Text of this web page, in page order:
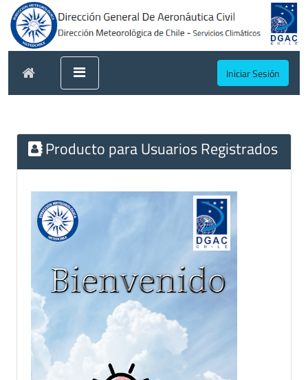
Iniciar Sesión
Producto para Usuarios Registrados